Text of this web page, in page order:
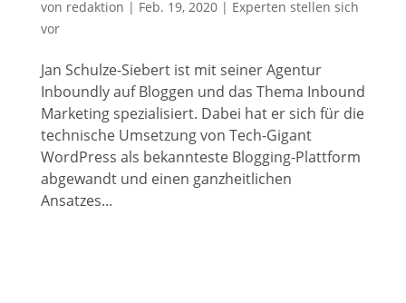
von redaktion | Feb. 19, 2020| Experten stellen sich
vor
Jan Schulze-Siebert ist mit seiner Agentur
Inboundly auf Bloggen und das Thema Inbound
Marketing spezialisiert. Dabei hat er sich für die
technische Umsetzung von Tech-Gigant
WordPress als bekannteste Blogging-Plattform
abgewandt und einen ganzheitlichen
Ansatzes...